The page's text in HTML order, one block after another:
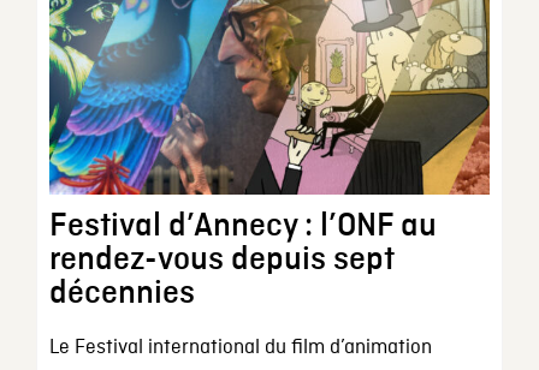
Festival d’Annecy : l’ONF au
rendez-vous depuis sept
décennies
Le Festival international du film d’animation